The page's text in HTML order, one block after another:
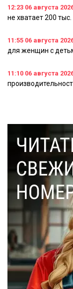
12:23 06 августа
не хватает 200
11:55 06 августа
для женщин с
11:10 06 августа